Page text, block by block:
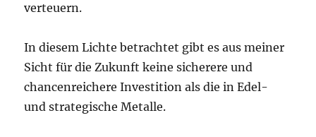
verteuern.
In diesem Lichte betrachtet gibt es aus meiner
Sicht für die Zukunft keine sicherere und
chancenreichere Investition als die in Edel-
und strategische Metalle.